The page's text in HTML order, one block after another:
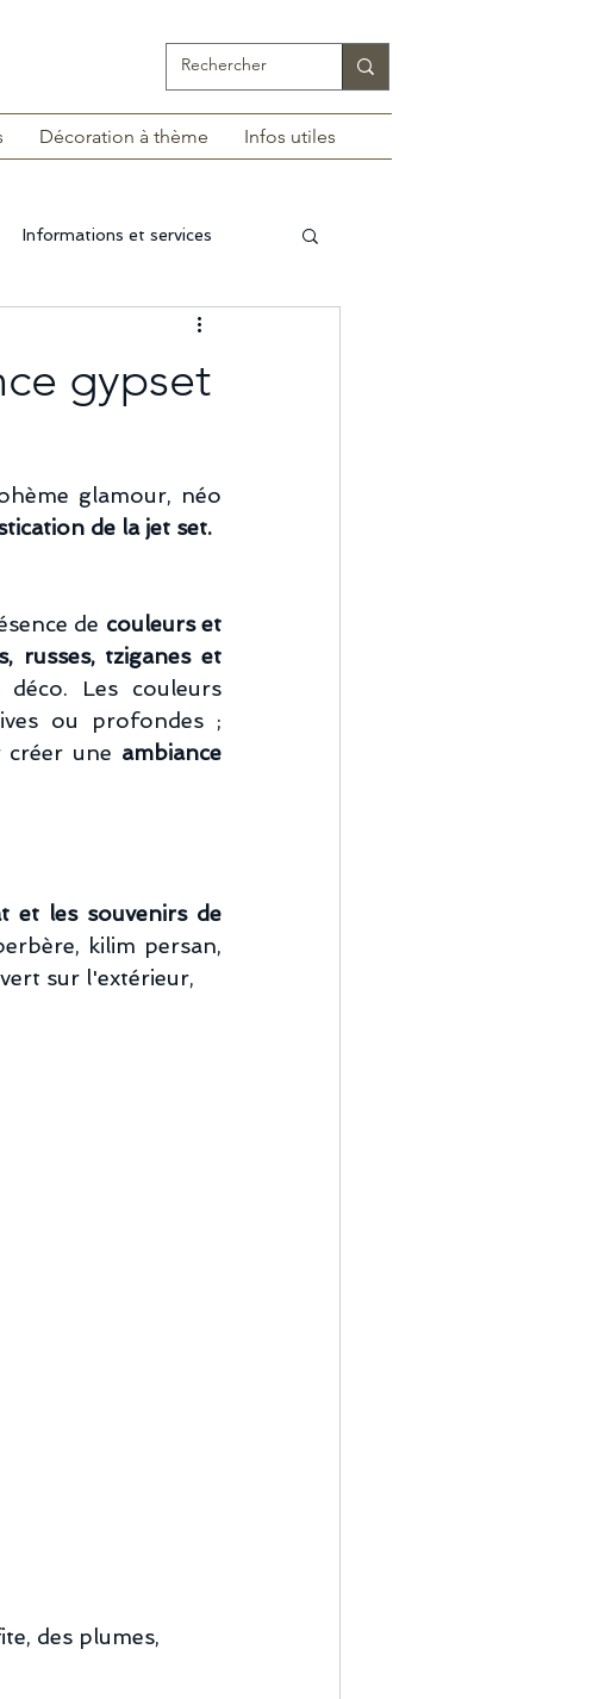
Décoration à thème Infos utiles
Informations et services
gypset
glamour, néo
de la jet set.
de couleurs et
russes, tziganes et
Les couleurs
ou profondes ;
créer une ambiance
et les souvenirs de
kilim persan,
sur l'extérieur,
des plumes,